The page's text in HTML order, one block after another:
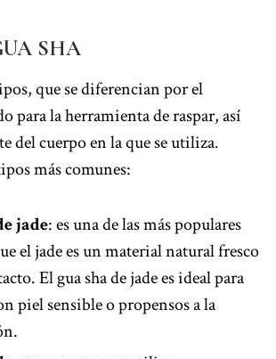
SHA
que se diferencian por el
para la herramienta de raspar, así
del cuerpo en la que se utiliza.
más comunes:
jade: es una de las más populares
el jade es un material natural fresco
El gua sha de jade es ideal para
piel sensible o propensos a la